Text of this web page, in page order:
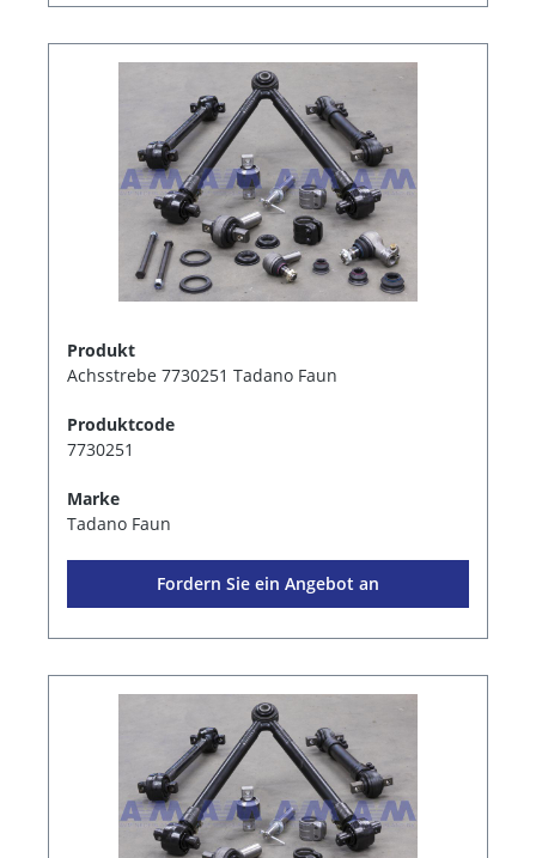
Produkt
Achsstrebe 7730251 Tadano Faun
Produktcode
7730251
Marke
Tadano Faun
Fordern Sie ein Angebot an